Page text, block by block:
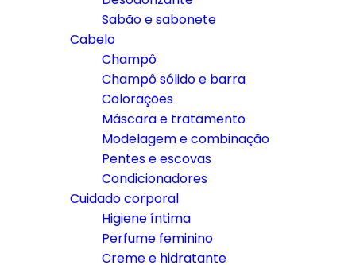
Sabão e sabonete
Cabelo
Champô
Champô sólido e barra
Colorações
Máscara e tratamento
Modelagem e combinação
Pentes e escovas
Condicionadores
Cuidado corporal
Higiene íntima
Perfume feminino
Creme e hidratante